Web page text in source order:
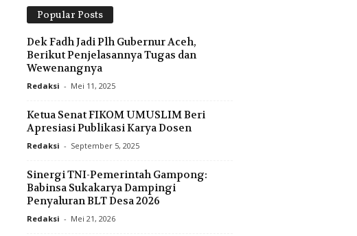
Popular Posts
Dek Fadh Jadi Plh Gubernur Aceh,
Berikut Penjelasannya Tugas dan
Wewenangnya
Redaksi - Mei 11, 2025
Ketua Senat FIKOM UMUSLIM Beri
Apresiasi Publikasi Karya Dosen
Redaksi - September 5, 2025
Sinergi TNI-Pemerintah Gampong:
Babinsa Sukakarya Dampingi
Penyaluran BLT Desa 2026
Redaksi - Mei 21, 2026